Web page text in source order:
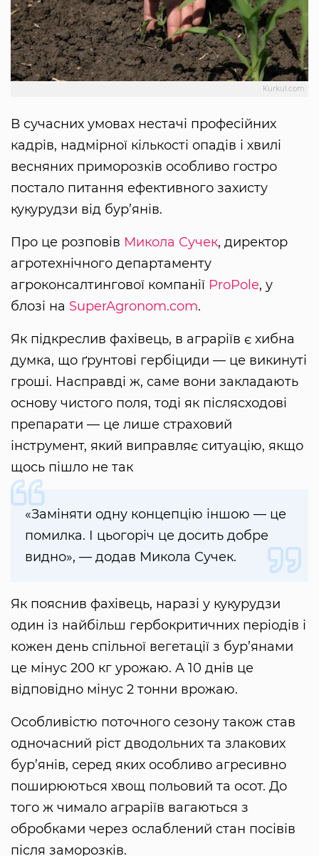
Kurkul.com
В сучасних умовах нестачі професійних
кадрів, надмірної кількості опадів і хвилі
весняних приморозків особливо гостро
постало питання ефективного захисту
кукурудзи від бур’янів.
Про це розповів Микола Сучек, директор
агротехнічного департаменту
агроконсалтингової компанії ProPole, у
блозі на SuperAgronom.com.
Як підкреслив фахівець, в аграріїв є хибна
думка, що ґрунтові гербіциди — це викинуті
гроші. Насправді ж, саме вони закладають
основу чистого поля, тоді як післясходові
препарати — це лише страховий
інструмент, який виправляє ситуацію, якщо
щось пішло не так
«Заміняти одну концепцію іншою — це
помилка. І цьогоріч це досить добре
видно», — додав Микола Сучек.
Як пояснив фахівець, наразі у кукурудзи
один із найбільш гербокритичних періодів і
кожен день спільної вегетації з бур’янами
це мінус 200 кг урожаю. А 10 днів це
відповідно мінус 2 тонни врожаю.
Особливістю поточного сезону також став
одночасний ріст дводольних та злакових
бур’янів, серед яких особливо агресивно
поширюються хвощ польовий та осот. До
того ж чимало аграріїв вагаються з
обробками через ослаблений стан посівів
після заморозків.